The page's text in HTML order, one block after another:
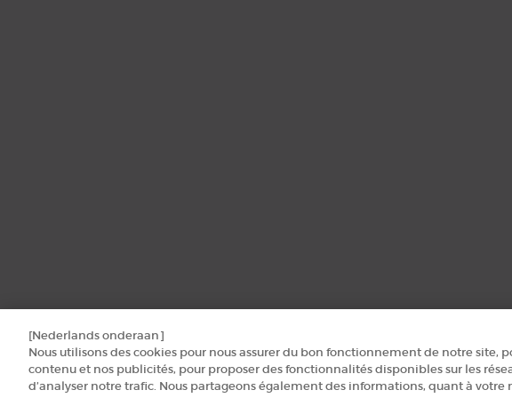
[Nederlands onderaan]
Nous utilisons des cookies pour nous assurer du bon fonctionnement de notre site,
contenu et nos publicités, pour proposer des fonctionnalités disponibles sur les
d’analyser notre trafic. Nous partageons également des informations, quant à votre